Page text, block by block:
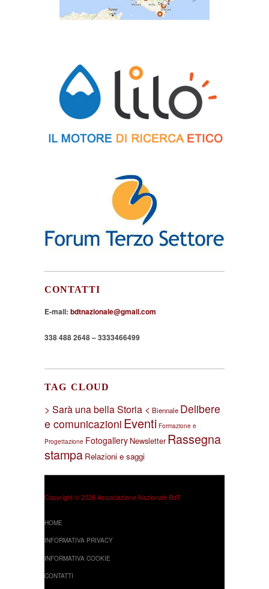
CONTATTI
E-mail: bdtnazionale@gmail.com
338 488 2648 – 3333466499
TAG CLOUD
> Sarà una bella Storia < Biennale Delibere
e comunicazioni Eventi Formazione e
Progettazione Fotogallery Newsletter Rassegna
stampa Relazioni e saggi
Copyright © 2026 Associazione Nazionale BdT
HOME
INFORMATIVA PRIVACY
INFORMATIVA COOKIE
CONTATTI